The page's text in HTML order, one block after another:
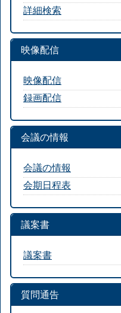
詳細検索
映像配信
映像配信
録画配信
会議の情報
会議の情報
会期日程表
議案書
議案書
質問通告